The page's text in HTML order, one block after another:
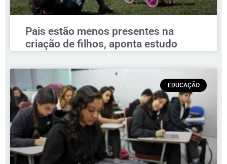
Pais estão menos presentes na
criação de filhos, aponta estudo
EDUCAÇÃO